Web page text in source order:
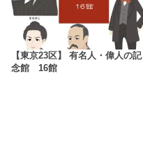
【東京23区】 有名人・偉人の記
念館 16館